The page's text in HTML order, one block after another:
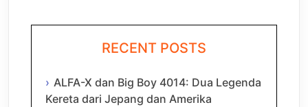
RECENT POSTS
ALFA-X dan Big Boy 4014: Dua Legenda
Kereta dari Jepang dan Amerika